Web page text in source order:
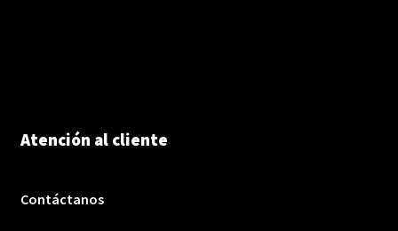
Atención al cliente
Contáctanos